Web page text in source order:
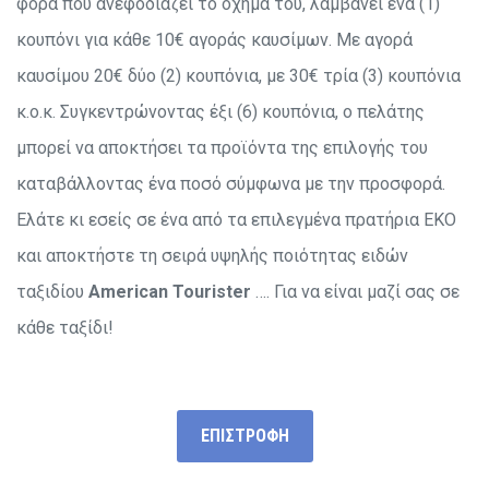
κουπόνι για κάθε 10€ αγοράς καυσίμων. Με αγορά
καυσίμου 20€ δύο (2) κουπόνια, με 30€ τρία (3) κουπόνια
κ.ο.κ. Συγκεντρώνοντας έξι (6) κουπόνια, ο πελάτης
μπορεί να αποκτήσει τα προϊόντα της επιλογής του
καταβάλλοντας ένα ποσό σύμφωνα με την προσφορά.
Ελάτε κι εσείς σε ένα από τα επιλεγμένα πρατήρια ΕΚΟ
και αποκτήστε τη σειρά υψηλής ποιότητας ειδών
ταξιδίου American Tourister …. Για να είναι μαζί σας σε
κάθε ταξίδι!
ΕΠΙΣΤΡΟΦΗ